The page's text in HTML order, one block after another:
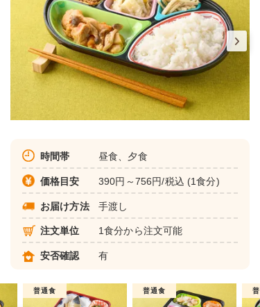
時間帯 昼食、夕食
価格目安 390円～756円/税込 (1食分)
お届け方法 手渡し
注文単位 1食分から注文可能
安否確認 有
普通食 普通食